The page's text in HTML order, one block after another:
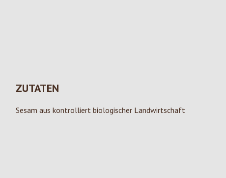
ZUTATEN
Sesam aus kontrolliert biologischer Landwirtschaft